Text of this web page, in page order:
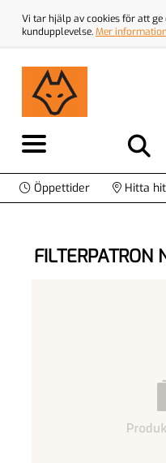
Vi tar hjälp av cookies för att
kundupplevelse.Mer
Öppettider Hitta hit